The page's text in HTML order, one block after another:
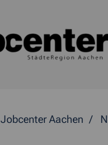
Jobcenter Aachen